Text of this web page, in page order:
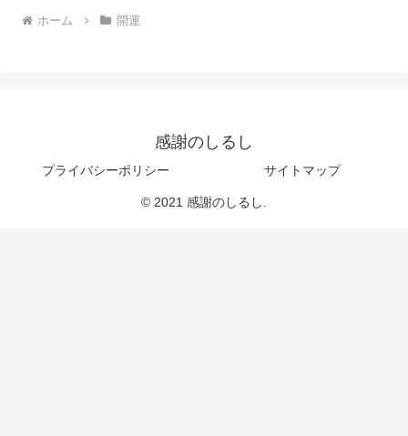
ホーム 開運
感謝のしるし
プライバシーポリシー サイトマップ
© 2021 感謝のしるし.